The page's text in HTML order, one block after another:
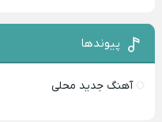
پیوندها
آهنگ جدید محلی